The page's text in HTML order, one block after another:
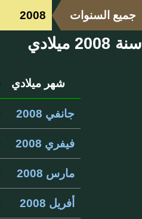
جميع السنوات 2008
سنة 2008 ميلادي
شهر ميلادي
جانفي 2008
فيفري 2008
مارس 2008
أفريل 2008